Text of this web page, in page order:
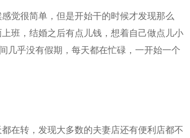
觉很简单，但是开始干的时候才发现那么
班，结婚之后有点儿钱，想着自己做点儿小
几乎没有假期，每天都在忙碌，一开始一个
在转，发现大多数的夫妻店还有便利店都不